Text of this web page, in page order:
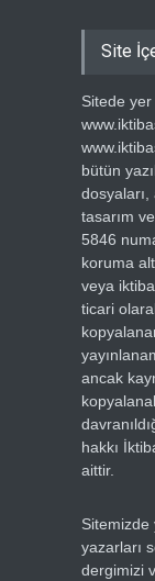
Site
Sitede
bütün
tasarım
5846
koruma
veya
ticari
ancak
hakkı
aittir.
Sitemizde
yazarları
dergimizi